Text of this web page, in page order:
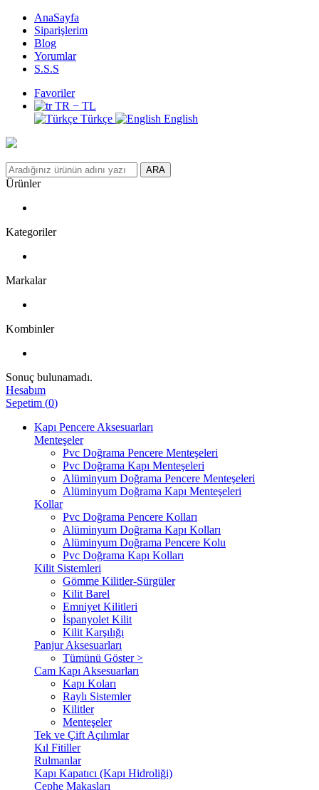
AnaSayfa
Siparişlerim
Blog
Yorumlar
S.S.S
Favoriler
TR − TL
Türkçe
English
ARA
Ürünler
Kategoriler
Markalar
Kombinler
Sonuç bulunamadı.
Hesabım
Sepetim (0)
Kapı Pencere Aksesuarları
Menteşeler
Pvc Doğrama Pencere Menteşeleri
Pvc Doğrama Kapı Menteşeleri
Alüminyum Doğrama Pencere Menteşeleri
Alüminyum Doğrama Kapı Menteşeleri
Kollar
Pvc Doğrama Pencere Kolları
Alüminyum Doğrama Kapı Kolları
Alüminyum Doğrama Pencere Kolu
Pvc Doğrama Kapı Kolları
Kilit Sistemleri
Gömme Kilitler-Sürgüler
Kilit Barel
Emniyet Kilitleri
İspanyolet Kilit
Kilit Karşılığı
Panjur Aksesuarları
Tümünü Göster >
Cam Kapı Aksesuarları
Kapı Koları
Raylı Sistemler
Kilitler
Menteşeler
Tek ve Çift Açılımlar
Kıl Fitiller
Rulmanlar
Kapı Kapatıcı (Kapı Hidroliği)
Cephe Makasları